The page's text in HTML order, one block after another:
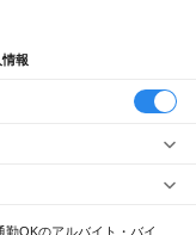
報
勤OKのアルバイト・バイ